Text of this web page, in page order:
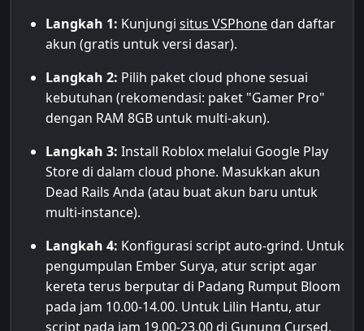
Langkah 1: Kunjungi situs VSPhonedan daftar
akun (gratis untuk versi dasar).
Langkah 2: Pilih paket cloud phone sesuai
kebutuhan (rekomendasi: paket "Gamer Pro"
dengan RAM 8GB untuk multi-akun).
Langkah 3: Install Roblox melalui Google Play
Store di dalam cloud phone. Masukkan akun
Dead Rails Anda (atau buat akun baru untuk
multi-instance).
Langkah 4: Konfigurasi script auto-grind. Untuk
pengumpulan Ember Surya, atur script agar
kereta terus berputar di Padang Rumput Bloom
pada jam 10.00-14.00. Untuk Lilin Hantu, atur
script pada jam 19.00-23.00 di Gunung Cursed.